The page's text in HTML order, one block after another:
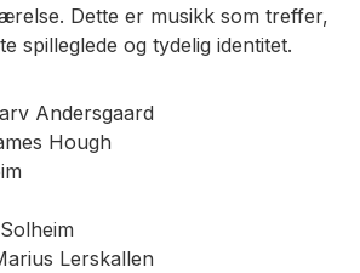
Dette er musikk som treffer,
spilleglede og tydelig identitet.
Andersgaard
Hough
Lerskallen